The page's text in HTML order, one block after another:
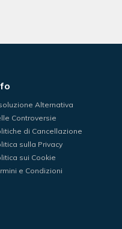
Alternativa
Controversie
di Cancellazione
sulla Privacy
sui Cookie
e Condizioni